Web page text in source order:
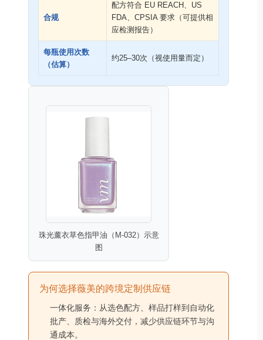
合规
配方符合 EU REACH、US
FDA、CPSIA 要求（可提供相
应检测报告）
每瓶使用次数
（估算）
约25–30次（视使用量而定）
珠光薰衣草色指甲油（M-032）示意
图
为何选择薇美的跨境定制供应链
一体化服务：从选色配方、样品打样到自动化
批产、质检与海外交付，减少供应链环节与沟
通成本。